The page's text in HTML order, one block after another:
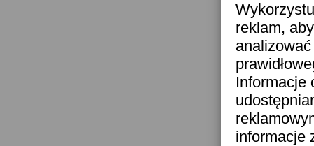
reklam,
Informacje
informacje